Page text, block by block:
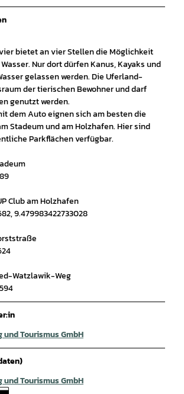
bietet an vier Stellen die Möglichkeit
Nur dort dürfen Kanus, Kayaks und
gelassen werden. Die Uferland-
der tierischen Bewohner und darf
genutzt werden.
dem Auto eignen sich am besten die
Stadeum und am Holzhafen. Hier sind
Parkflächen verfügbar.
Club am Holzhafen
9.479983422733028
Watzlawik-Weg
und Tourismus GmbH
und Tourismus GmbH